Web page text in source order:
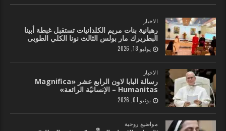
الاخبار
رهبانية بنات مريم الكلدانيات تستقبل غبطة أبينا
البطريرك مار بولس الثالث نونا الكلي الطوبى
يوليو 18, 2026
الاخبار
رسالة البابا لاون الرابع عشر «Magnifica
Humanitas – الإنسانيّة الرائعة»
يونيو 01, 2026
مواضيع روحية